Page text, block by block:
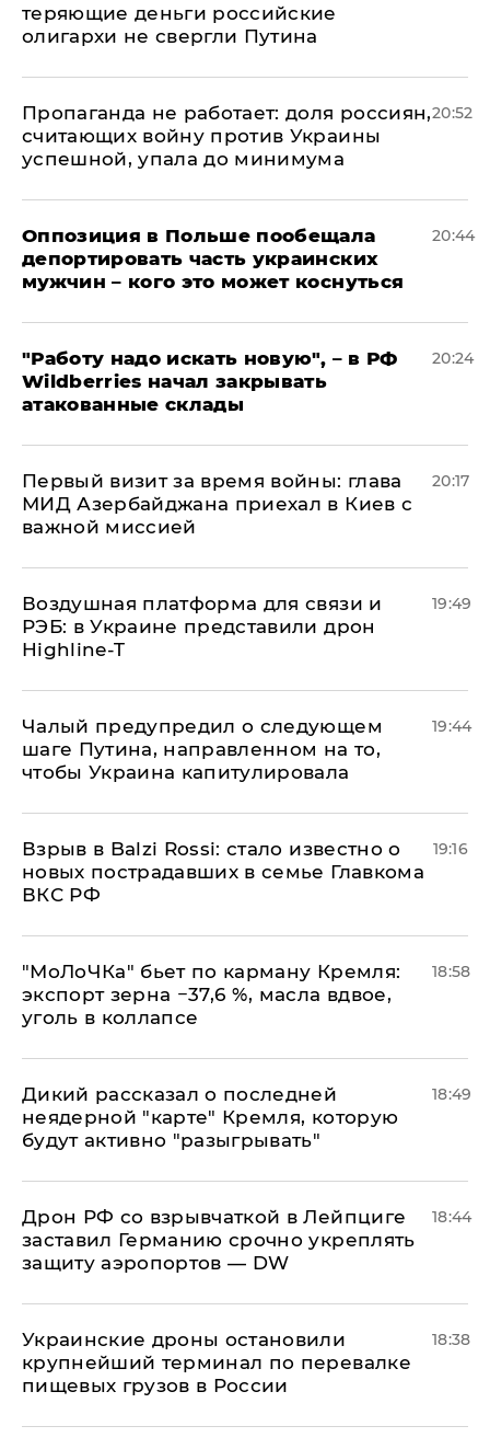
теряющие деньги российские
олигархи не свергли Путина
​Пропаганда не работает: доля россиян,
считающих войну против Украины
успешной, упала до минимума
20:52
Оппозиция в Польше пообещала
депортировать часть украинских
мужчин – кого это может коснуться
20:44
"Работу надо искать новую", – в РФ
Wildberries начал закрывать
атакованные склады
20:24
Первый визит за время войны: глава
МИД Азербайджана приехал в Киев с
важной миссией
20:17
Воздушная платформа для связи и
РЭБ: в Украине представили дрон
Highline-T
19:49
Чалый предупредил о следующем
шаге Путина, направленном на то,
чтобы Украина капитулировала
19:44
Взрыв в Balzi Rossi: стало известно о
новых пострадавших в семье Главкома
ВКС РФ
19:16
​"МоЛоЧКа" бьет по карману Кремля:
экспорт зерна −37,6 %, масла вдвое,
уголь в коллапсе
18:58
Дикий рассказал о последней
неядерной "карте" Кремля, которую
будут активно "разыгрывать"
18:49
​Дрон РФ со взрывчаткой в Лейпциге
заставил Германию срочно укреплять
защиту аэропортов — DW
18:44
Украинские дроны остановили
крупнейший терминал по перевалке
пищевых грузов в России
18:38